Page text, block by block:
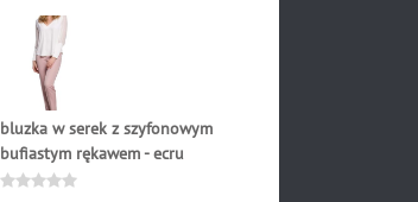
bluzka w serek z szyfonowym
bufiastym rękawem - ecru